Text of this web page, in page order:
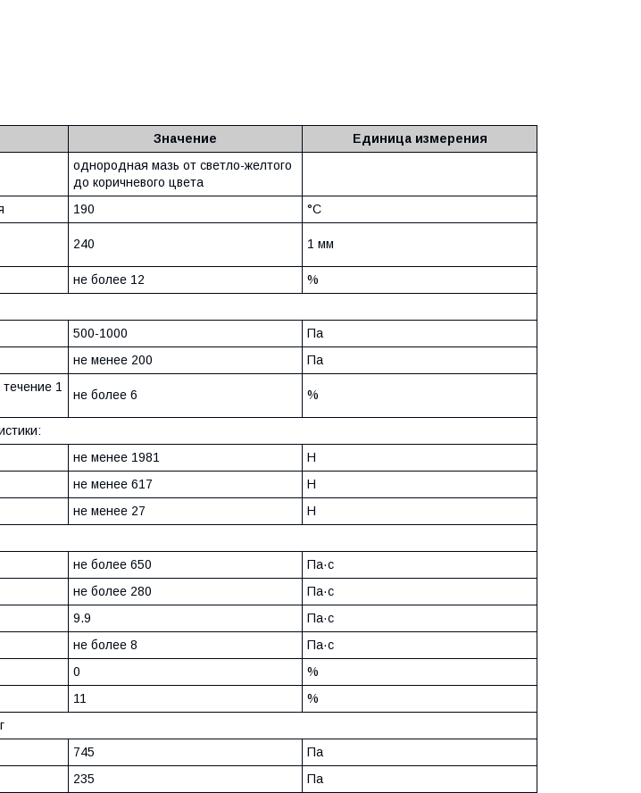
Значение Единица измерения
однородная мазь от светло-желтого
до коричневого цвета
190
°С
240 1 мм
не более 12
%
500-1000
Па
не менее 200
Па
1
не более 6 %
не менее 1981
Н
не менее 617
Н
не менее 27
Н
не более 650
Па·с
не более 280
Па·с
9.9
Па·с
не более 8
Па·с
0
%
11
%
745
Па
235 Па